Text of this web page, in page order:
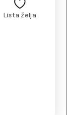
Lista želja